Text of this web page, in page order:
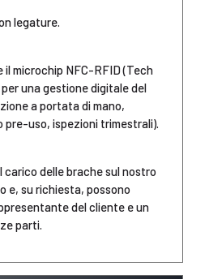
legature.
il microchip NFC-RFID (Tech
una gestione digitale del
a portata di mano,
uso, ispezioni trimestrali).
carico delle brache sul nostro
e, su richiesta, possono
del cliente e un
parti.